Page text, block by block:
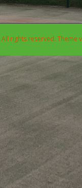
All rights reserved. Theme